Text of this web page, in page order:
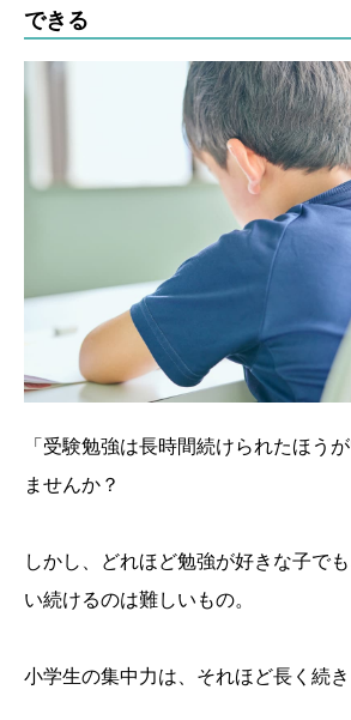
できる
「受験勉強は長時間続けられたほう
ませんか？
しかし、どれほど勉強が好きな子で
い続けるのは難しいもの。
小学生の集中力は、それほど長く続き